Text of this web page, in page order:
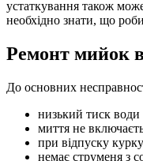
устаткування також
необхідно знати, що
Ремонт мийок
До основних
низький тиск води
миття не
при відпуску
немає струменя з